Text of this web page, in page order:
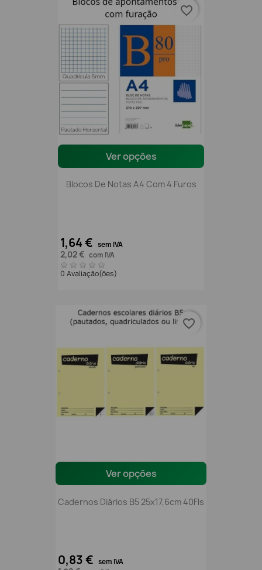
Ver opções
Blocos De Notas A4 Com 4 Furos
1,64 € sem IVA
2,02 € com IVA
0 Avaliação(ões)
favorite_border
Ver opções
Cadernos Diários B5 25x17,6cm 40Fls
0,83 € sem IVA
favorite_border